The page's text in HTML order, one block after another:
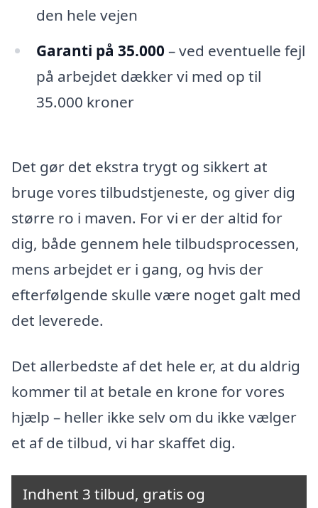
den hele vejen
Garanti på 35.000– ved eventuelle fejl
på arbejdet dækker vi med op til
35.000 kroner
Det gør det ekstra trygt og sikkert at
bruge vores tilbudstjeneste, og giver dig
større ro i maven. For vi er der altid for
dig, både gennem hele tilbudsprocessen,
mens arbejdet er i gang, og hvis der
efterfølgende skulle være noget galt med
det leverede.
Det allerbedste af det hele er, at du aldrig
kommer til at betale en krone for vores
hjælp – heller ikke selv om du ikke vælger
et af de tilbud, vi har skaffet dig.
Indhent 3 tilbud, gratis og